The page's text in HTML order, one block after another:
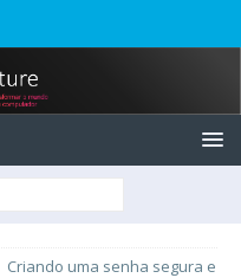
Criando uma senha segura e